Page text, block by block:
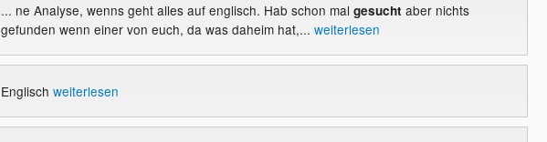
... ne Analyse, wenns geht alles auf englisch. Hab schon mal gesucht aber nichts
gefunden wenn einer von euch, da was daheim hat,... weiterlesen
Englisch weiterlesen